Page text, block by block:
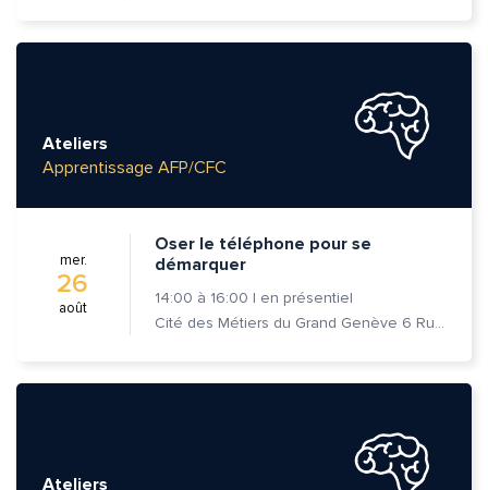
Ateliers
Apprentissage AFP/CFC
mer.
26
août
Oser le téléphone pour se
démarquer
14:00 à 16:00 | en présentiel
Cité des Métiers du Grand Genève 6 Rue Prévost-Martin 1205 Genève
Ateliers
Message*
Commentaire*